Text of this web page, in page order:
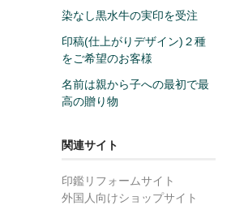
染なし黒水牛の実印を受注
印稿(仕上がりデザイン)２種
をご希望のお客様
名前は親から子への最初で最
高の贈り物
関連サイト
印鑑リフォームサイト
外国人向けショップサイト